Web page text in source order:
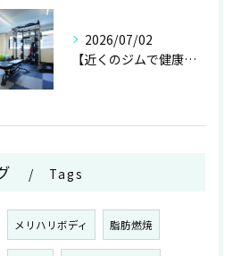
2026/07/02
【近くのジムで健康的に痩せたい方へ】岐阜のパーソナルトレーニングジム
Tags
メリハリボディ 脂肪燃焼